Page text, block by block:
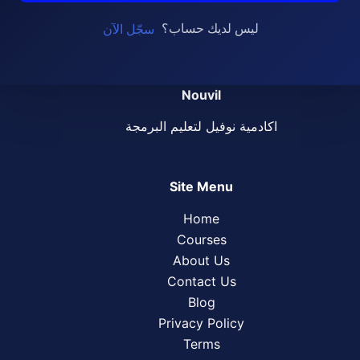
ليس لديك حساب؟ سجّل الآن
Nouvil
اكادمية نوفيل لتعليم البرمجة
Site Menu
Home
Courses
About Us
Contact Us
Blog
Privacy Policy
Terms